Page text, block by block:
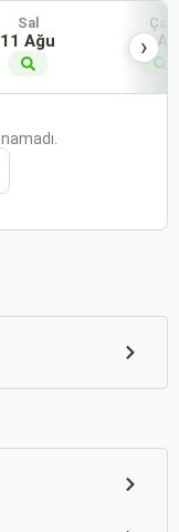
Sal
11 Ağu
Çar
12
›